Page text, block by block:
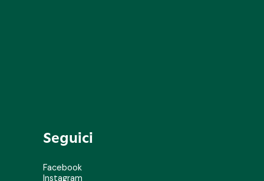
Seguici
Facebook
Instagram